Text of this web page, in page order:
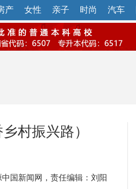
产 女性 亲子 时尚 汽车
村振兴路）
国新闻网，责任编辑：刘阳